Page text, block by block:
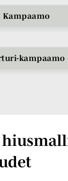
Kampaamo
kampaamo